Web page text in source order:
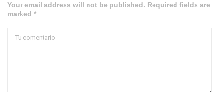
Your email address will not be published. Required fields are
marked *